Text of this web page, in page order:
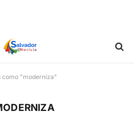
como "moderniza"